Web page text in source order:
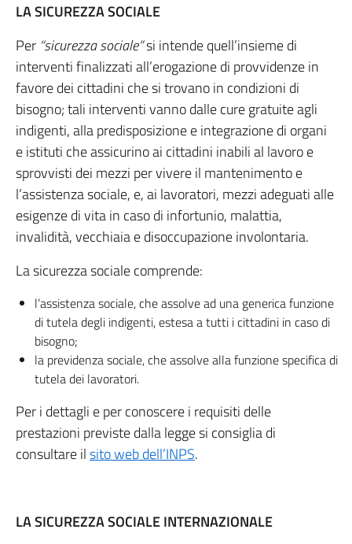
LA SICUREZZA SOCIALE
Per “sicurezza sociale”si intende quell’insieme di
interventi finalizzati all’erogazione di provvidenze in
favore dei cittadini che si trovano in condizioni di
bisogno; tali interventi vanno dalle cure gratuite agli
indigenti, alla predisposizione e integrazione di organi
e istituti che assicurino ai cittadini inabili al lavoro e
sprovvisti dei mezzi per vivere il mantenimento e
l’assistenza sociale, e, ai lavoratori, mezzi adeguati alle
esigenze di vita in caso di infortunio, malattia,
invalidità, vecchiaia e disoccupazione involontaria.
La sicurezza sociale comprende:
l’assistenza sociale, che assolve ad una generica funzione
di tutela degli indigenti, estesa a tutti i cittadini in caso di
bisogno;
la previdenza sociale, che assolve alla funzione specifica di
tutela dei lavoratori.
Per i dettagli e per conoscere i requisiti delle
prestazioni previste dalla legge si consiglia di
consultare ilsito web dell’INPS.
LA SICUREZZA SOCIALE INTERNAZIONALE